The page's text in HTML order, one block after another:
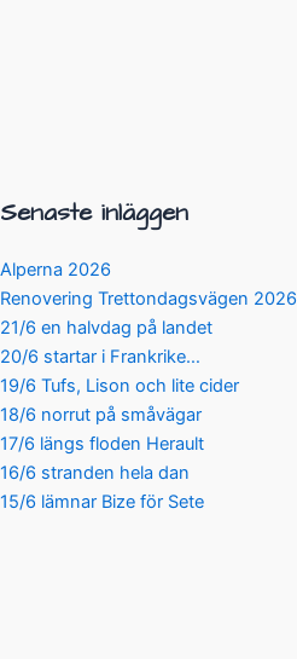
Senaste inläggen
Alperna 2026
Renovering Trettondagsvägen 2026
21/6 en halvdag på landet
20/6 startar i Frankrike…
19/6 Tufs, Lison och lite cider
18/6 norrut på småvägar
17/6 längs floden Herault
16/6 stranden hela dan
15/6 lämnar Bize för Sete